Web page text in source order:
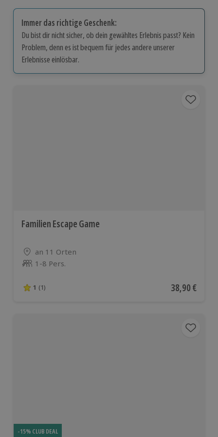
Immer das richtige Geschenk:
Du bist dir nicht sicher, ob dein gewähltes Erlebnis passt? Kein
Problem, denn es ist bequem für jedes andere unserer
Erlebnisse einlösbar.
Familien Escape Game
Standort
an 11 Orten
Anzahl der Teilnehmer
1-8 Pers.
1 von 5 Sternen basierend auf 1 Bewertungen
1 (1) Aktueller
38,90 €
-15% CLUB DEAL